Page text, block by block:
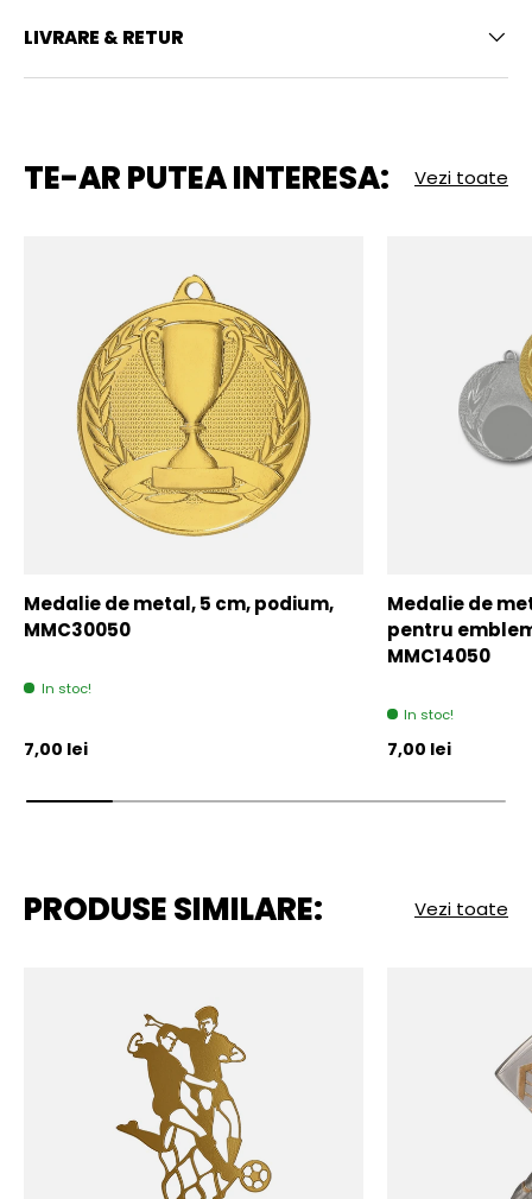
LIVRARE & RETUR
TE-AR PUTEA INTERESA: Vezi toate
Medalie de metal, 5 cm, podium,
MMC30050
In stoc!
Pret initial
7,00 lei
Medalie de
pentru
MMC14050
In stoc!
Pret initial
7,00 lei
PRODUSE SIMILARE: Vezi toate